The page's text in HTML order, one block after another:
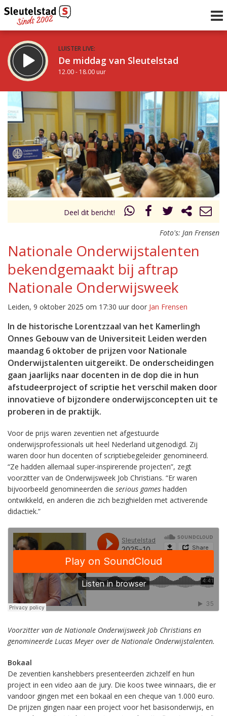
LUISTER LIVE:
De middag van Sleutelstad
12.00 - 18.00 uur
STRAKS:
De avond van Sleutelstad
18.00 - 19.00 uur
uur 1 van 0 Volgend uur
Inklappen
Deel dit bericht!
Foto's: Jan Frensen
Nationale Onderwijstalenten
bekendgemaakt bij aftrap
Nationale Onderwijsweek
Leiden, 9 oktober 2025 om 17:30 uur door Jan Frensen
In de historische Lorentzzaal van het Kamerlingh
Onnes Gebouw van de Universiteit Leiden werden
maandag 6 oktober de prijzen voor Nationale
Onderwijstalenten uitgereikt. De onderscheidingen
gaan jaarlijks naar docenten in de dop die in hun
afstudeerproject of scriptie het verschil maken door
innovatieve of bijzondere onderwijsconcepten uit te
proberen in de praktijk.
Voor de prijs waren zeventien net afgestuurde
onderwijsprofessionals uit heel Nederland uitgenodigd. Zij
waren door hun docenten of scriptiebegeleider genomineerd.
“Ze hadden allemaal super-inspirerende projecten”, zegt
voorzitter van de Onderwijsweek Job Christians. “Er waren
bijvoorbeeld genomineerden die serious games hadden
ontwikkeld, en anderen die zich bezighielden met activerende
didactiek.”
Voorzitter van de Nationale Onderwijsweek Job Christians en
genomineerde Lucas Meyer over de Nationale Onderwijstalenten.
Bokaal
De zeventien kanshebbers presenteerden zichzelf en hun
project in een video aan de jury. Die koos twee winnaars, die er
vandoor gingen met een bokaal en een cheque van 1.000 euro.
De prijzen gingen naar een project voor het basisonderwijs, en